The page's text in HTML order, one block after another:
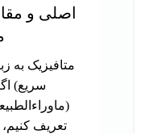
اصلی و
متافیزیک به
سریع)
تعریف کنیم،